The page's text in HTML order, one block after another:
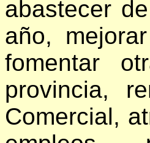
abastecer
año,
fomentar
provincia,
Comercial,